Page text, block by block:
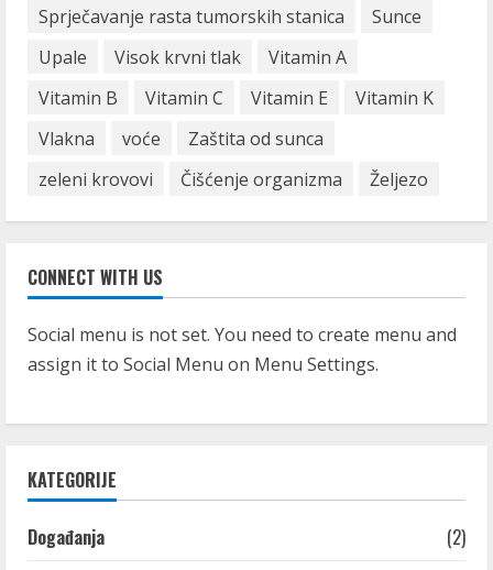
Sprječavanje rasta tumorskih stanica
Sunce
Upale
Visok krvni tlak
Vitamin A
Vitamin B
Vitamin C Vitamin E
Vitamin K
Vlakna
voće
Zaštita od sunca
zeleni krovovi
Čišćenje organizma Željezo
CONNECT WITH US
Social menu is not set. You need to create menu and
assign it to Social Menu on Menu Settings.
KATEGORIJE
Događanja
(2)